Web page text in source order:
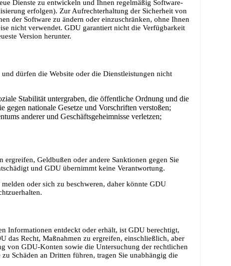
Dienste zu entwickeln und Ihnen regelmäßig Software-
erfolgen). Zur Aufrechterhaltung der Sicherheit von
der Software zu ändern oder einzuschränken, ohne Ihnen
nicht verwendet. GDU garantiert nicht die Verfügbarkeit
Version herunter.
dürfen die Website oder die Dienstleistungen nicht
Stabilität untergraben, die öffentliche Ordnung und die
nationale Gesetze und Vorschriften verstoßen;
anderer und Geschäftsgeheimnisse verletzen;
Geldbußen oder andere Sanktionen gegen Sie
und GDU übernimmt keine Verantwortung.
oder sich zu beschweren, daher könnte GDU
Informationen entdeckt oder erhält, ist GDU berechtigt,
das Recht, Maßnahmen zu ergreifen, einschließlich, aber
von GDU-Konten sowie die Untersuchung der rechtlichen
Schäden an Dritten führen, tragen Sie unabhängig die